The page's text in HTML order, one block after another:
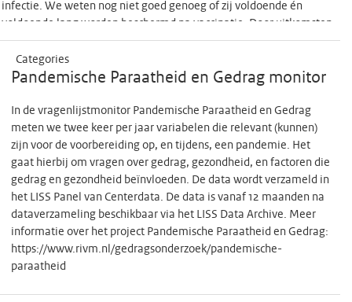
infectie. We weten nog niet goed genoeg of zij voldoende én
voldoende lang worden beschermd na vaccinatie. Door uitkomsten
van onderzoeken te vergelijken kunnen misschien meer mensen
geholpen worden. Daarom heeft ZonMw verzocht om een
infrastructuur en organisatiestructuur op te zetten om de resultaten
analyses uit te kunnen voeren met de gezamenlijke database.
Waardoor de resultaten uit de verschillende studies (bij verschillende
patiënten) met elkaar vergeleken kunnen worden. De data is door de
onderzoeksgroepen verzameld en moeten door de onderzoekers
gedeeld gaan worden ten behoeve van onderzoeksgroep
overstijgende analyses om project overstijgende onderzoeksvragen
te kunnen beantwoorden. Er zijn wetten en regels waaraan voldaan
moet worden bij het delen van data over patiënten. Daarnaast
bedoelen onderzoekers soms niet precies hetzelfde met een
beschrijving. Of worden verschillende woorden gebruikt terwijl wel
Categories
Pandemische Paraatheid en Gedrag monitor
In de vragenlijstmonitor Pandemische Paraatheid en Gedrag
meten we twee keer per jaar variabelen die relevant (kunnen)
zijn voor de voorbereiding op, en tijdens, een pandemie. Het
gaat hierbij om vragen over gedrag, gezondheid, en factoren die
gedrag en gezondheid beïnvloeden. De data wordt verzameld in
het LISS Panel van Centerdata. De data is vanaf 12 maanden na
dataverzameling beschikbaar via het LISS Data Archive. Meer
informatie over het project Pandemische Paraatheid en Gedrag:
https://www.rivm.nl/gedragsonderzoek/pandemische-
paraatheid